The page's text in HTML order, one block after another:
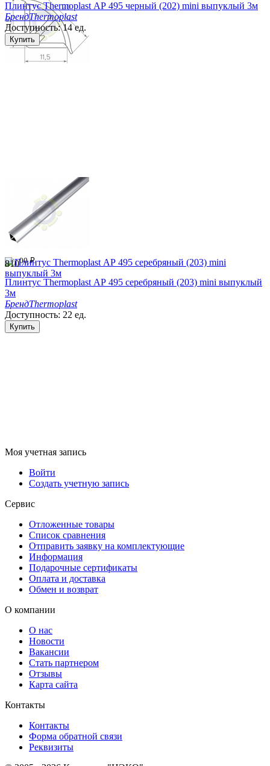
Плинтус Thermoplast АР 495 черный (202) mini выпуклый 3м
БрендThermoplast
Доступность: 14 ед.
Купить
81000 ₽
Плинтус Thermoplast АР 495 серебряный (203) mini выпуклый
3м
БрендThermoplast
Доступность: 22 ед.
Купить
Моя учетная запись
Войти
Создать учетную запись
Сервис
Отложенные товары
Список сравнения
Отправить заявку на комплектующие
Информация
Подарочные сертификаты
Оплата и доставка
Обмен и возврат
О компании
О нас
Новости
Вакансии
Стать партнером
Отзывы
Карта сайта
Контакты
Контакты
Форма обратной связи
Реквизиты